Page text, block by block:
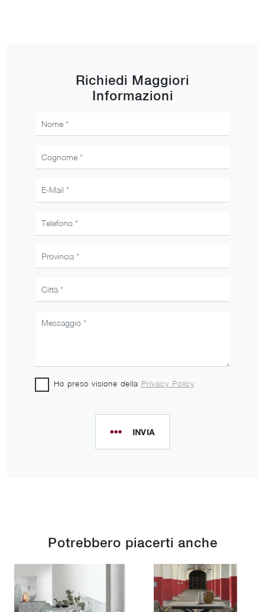
Richiedi Maggiori
Informazioni
Ho preso visione della Privacy Policy
INVIA
Potrebbero piacerti anche